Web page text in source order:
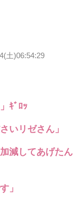
土)06:54:29
ｷﾞﾛｯ
いリゼさん」
減してあげたん
」